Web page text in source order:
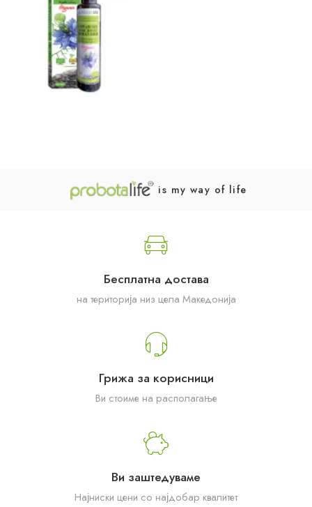
is my way of life
Бесплатна достава
на територија низ цела Македонија
Грижа за корисници
Ви стоиме на располагање
Ви заштедуваме
Најниски цени со најдобар квалитет